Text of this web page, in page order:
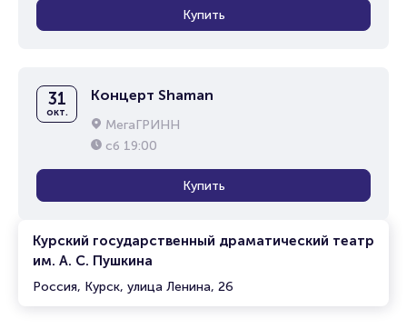
Курский государственный драматический театр
им. А. С. Пушкина
Россия, Курск, улица Ленина, 26
Купить
31
окт.
Концерт Shaman
МегаГРИНН
сб 19:00
Купить